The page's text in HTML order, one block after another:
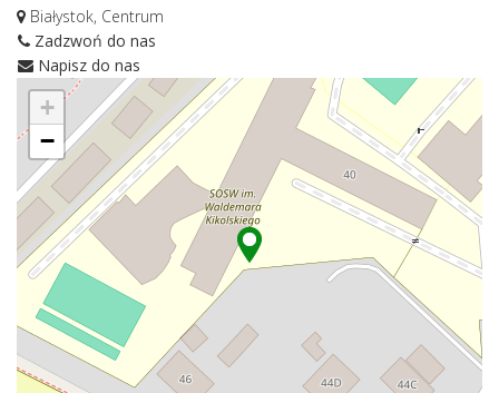
Białystok, Centrum
Zadzwoń do nas
Napisz do nas
+
−